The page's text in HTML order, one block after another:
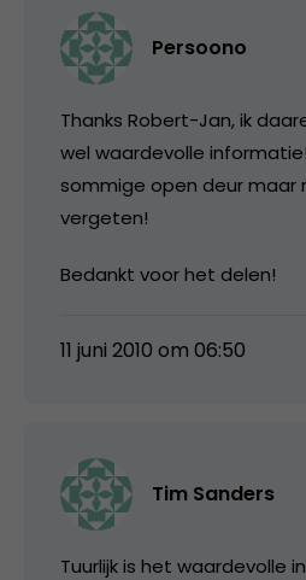
Persoono
Thanks Robert-Jan, ik
wel waardevolle
sommige open deur maar
vergeten!
Bedankt voor het delen!
11 juni 2010 om 06:50
Tim Sanders
Tuurlijk is het waardevolle